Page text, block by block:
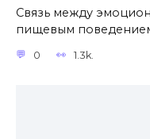
Связь между
пищевым
0 1.3k.